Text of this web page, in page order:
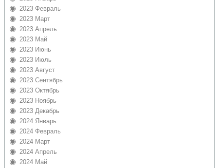
2023 Февраль
2023 Март
2023 Апрель
2023 Май
2023 Июнь
2023 Июль
2023 Август
2023 Сентябрь
2023 Октябрь
2023 Ноябрь
2023 Декабрь
2024 Январь
2024 Февраль
2024 Март
2024 Апрель
2024 Май